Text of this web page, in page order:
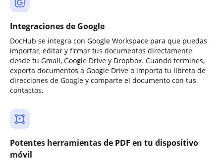
Integraciones de Google
DocHub se integra con Google Workspace para que puedas
importar, editar y firmar tus documentos directamente
desde tu Gmail, Google Drive y Dropbox. Cuando termines,
exporta documentos a Google Drive o importa tu libreta de
direcciones de Google y comparte el documento con tus
contactos.
Potentes herramientas de PDF en tu dispositivo
móvil